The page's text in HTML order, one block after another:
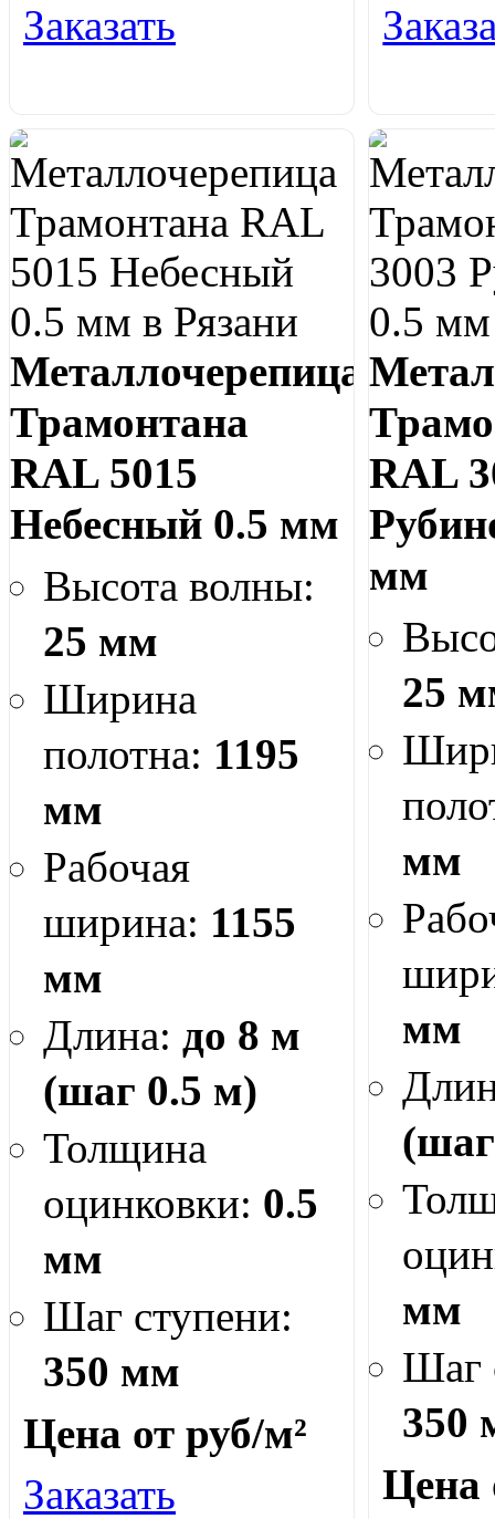
Заказать
Металлочерепица
Трамонтана
RAL 5015
Небесный 0.5 мм
Высота волны:
25 мм
Ширина
полотна: 1195
мм
Рабочая
ширина: 1155
мм
Длина: до 8 м
(шаг 0.5 м)
Толщина
оцинковки: 0.5
мм
Шаг ступени:
350 мм
Цена от руб/м²
Заказать
RAL
мм
25
мм
мм
мм
Шаг
350
Цена